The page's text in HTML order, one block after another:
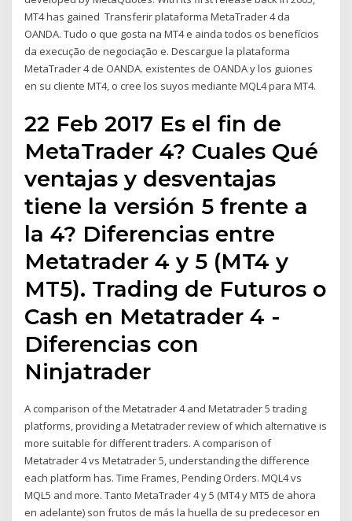
MT4 has gained Transferir plataforma MetaTrader 4 da
OANDA. Tudo o que gosta na MT4 e ainda todos os benefícios
da execução de negociação e. Descargue la plataforma
MetaTrader 4 de OANDA. existentes de OANDA y los guiones
en su cliente MT4, o cree los suyos mediante MQL4 para MT4.
22 Feb 2017 Es el fin de
MetaTrader 4? Cuales Qué
ventajas y desventajas
tiene la versión 5 frente a
la 4? Diferencias entre
Metatrader 4 y 5 (MT4 y
MT5). Trading de Futuros o
Cash en Metatrader 4 -
Diferencias con
Ninjatrader
A comparison of the Metatrader 4 and Metatrader 5 trading
platforms, providing a Metatrader review of which alternative is
more suitable for different traders. A comparison of
Metatrader 4 vs Metatrader 5, understanding the difference
each platform has. Time Frames, Pending Orders. MQL4 vs
MQL5 and more. Tanto MetaTrader 4 y 5 (MT4 y MT5 de ahora
en adelante) son frutos de más la huella de su predecesor en